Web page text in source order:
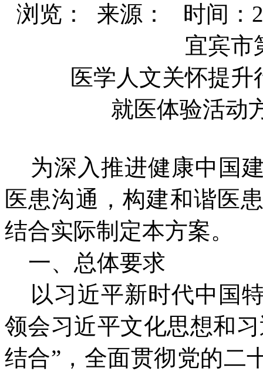
浏览：
来源： 时间：
宜宾市
医学人文关怀提
就医体验活动
为深入推进健康中国
医患沟通，构建和谐医
结合实际制定本方案。
一、总体要求
以习近平新时代中国
领会习近平文化思想和
结合”，全面贯彻党的二